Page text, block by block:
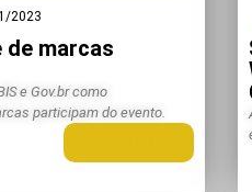
2023
de marcas
e Gov.br como
participam do evento.